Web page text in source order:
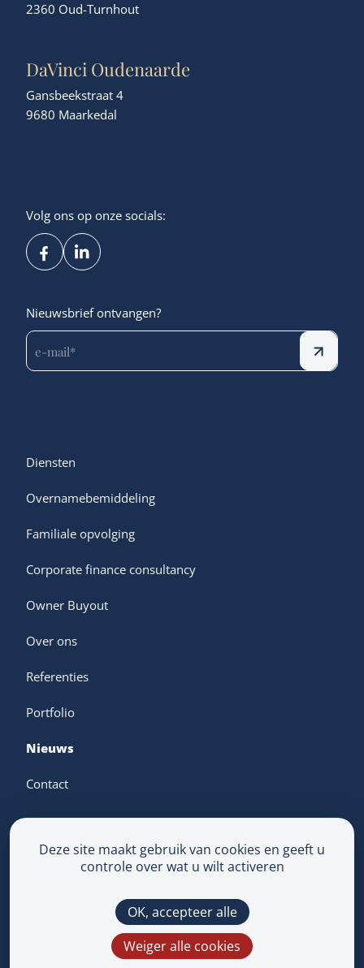
2360 Oud-Turnhout
DaVinci Oudenaarde
Gansbeekstraat 4
9680 Maarkedal
Volg ons op onze socials:
Nieuwsbrief ontvangen?
Diensten
Overnamebemiddeling
Familiale opvolging
Corporate finance consultancy
Owner Buyout
Over ons
Referenties
Portfolio
Nieuws
Contact
Algemene voorwaarden
Privacyverklaring
Multimedium
Deze site wordt beschermd door reCAPTCHA en
Privacybeleiden deServicevoorwaarden
Google zijn van toepassing.
Deze site maakt gebruik van cookies en geeft u
controle over wat u wilt activeren
OK, accepteer alle
Weiger alle cookies